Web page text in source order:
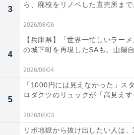
3
ら、廃校をリノベした直売所まで
2026/08/06
4
【兵庫県】「世界一忙しいラー
の城下町を再現したSAも。山陽
2026/08/04
5
「1000円には見えなかった」ス
ロダクツのリュックが「高見えす
2026/08/03
リボ地獄から抜け出したい人は